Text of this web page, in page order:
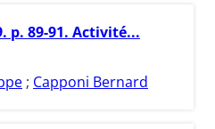
p. 89-91. Activité...
; Capponi Bernard